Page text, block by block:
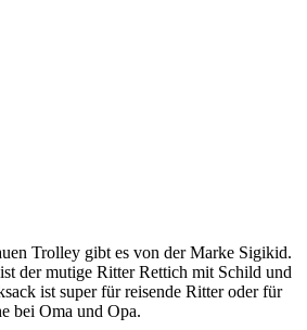
Trolley gibt es von der Marke Sigikid.
der mutige Ritter Rettich mit Schild und
ist super für reisende Ritter oder für
bei Oma und Opa.